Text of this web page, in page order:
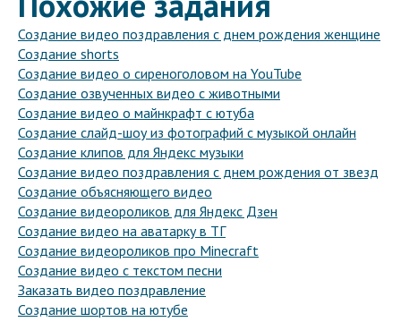
Создание видео поздравления с днем рождения женщине
Создание shorts
Создание видео о сиреноголовом на YouTube
Создание озвученных видео с животными
Создание видео о майнкрафт с ютуба
Создание слайд-шоу из фотографий с музыкой онлайн
Создание клипов для Яндекс музыки
Создание видео поздравления с днем рождения от звезд
Создание объясняющего видео
Создание видеороликов для Яндекс Дзен
Создание видео на аватарку в ТГ
Создание видеороликов про Minecraft
Создание видео с текстом песни
Заказать видео поздравление
Создание шортов на ютубе